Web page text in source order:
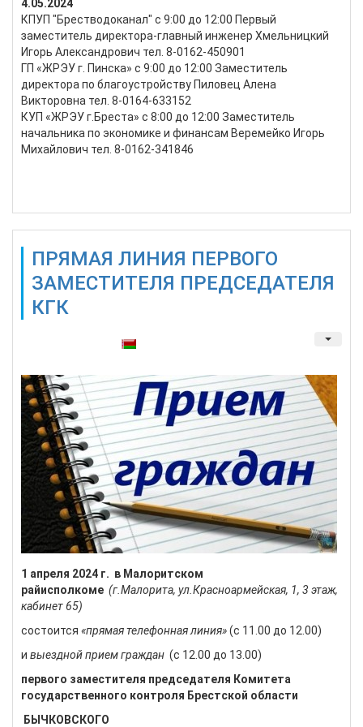
4.05.2024
КПУП "Брестводоканал" с 9:00 до 12:00 Первый
заместитель директора-главный инженер Xмельницкий
Игорь Александрович тел. 8-0162-450901
ГП «ЖРЭУ г. Пинска» с 9:00 до 12:00 Заместитель
директора по благоустройству Пиловец Алена
Викторовна тел. 8-0164-633152
КУП «ЖРЭУ г.Бреста» с 8:00 до 12:00 Заместитель
начальника по экономике и финансам Веремейко Игорь
Михайлович тел. 8-0162-341846
ПРЯМАЯ ЛИНИЯ ПЕРВОГО
ЗАМЕСТИТЕЛЯ ПРЕДСЕДАТЕЛЯ
КГК
Также доступны:
1 апреля 2024 г. в Малоритском
райисполкоме (г.Малорита, ул.Красноармейская, 1, 3 этаж,
кабинет 65)
состоится «прямая телефонная линия»(с 11.00 до 12.00)
и выездной прием граждан (с 12.00 до 13.00)
первого заместителя председателя Комитета
государственного контроля Брестской области
БЫЧКОВСКОГО